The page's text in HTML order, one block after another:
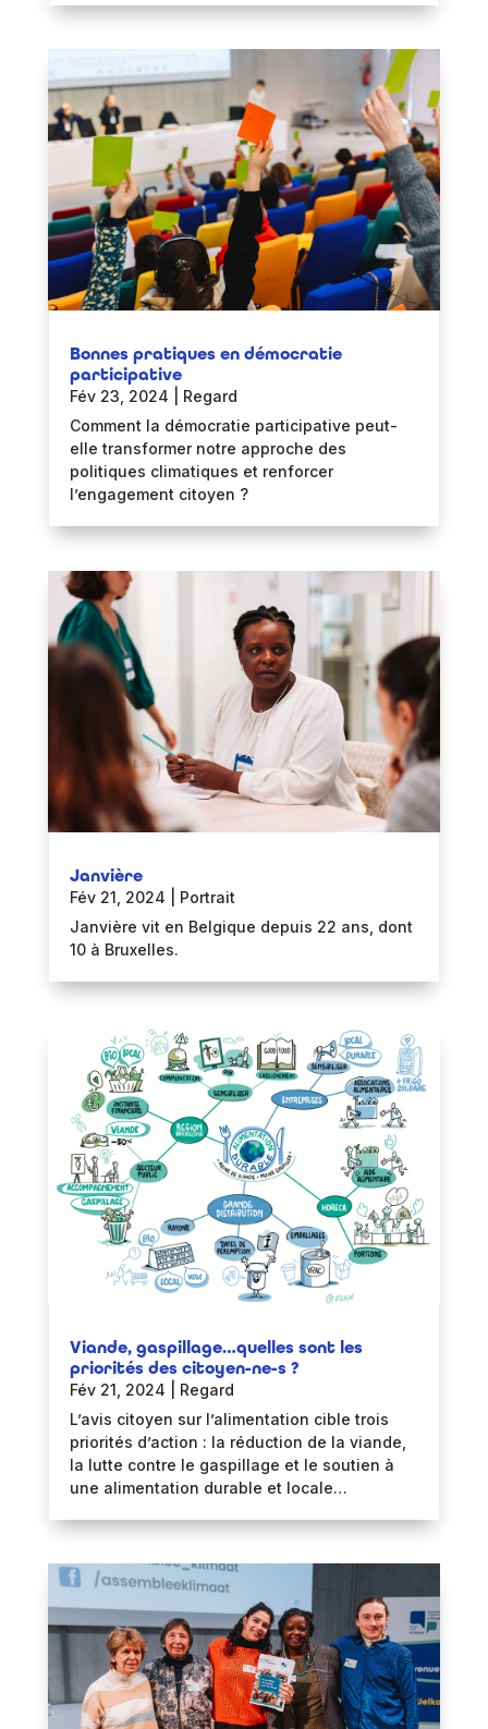
Bonnes pratiques en démocratie
participative
Fév 23, 2024
Regard
Comment la démocratie participative peut-
elle transformer notre approche des
politiques climatiques et renforcer
l’engagement citoyen ?
Janvière
Fév 21, 2024
Portrait
Janvière vit en Belgique depuis 22 ans, dont
10 à Bruxelles.
Viande, gaspillage…quelles sont les
priorités des citoyen-ne-s ?
Fév 21, 2024
Regard
L’avis citoyen sur l’alimentation cible trois
priorités d’action : la réduction de la viande,
la lutte contre le gaspillage et le soutien à
une alimentation durable et locale…